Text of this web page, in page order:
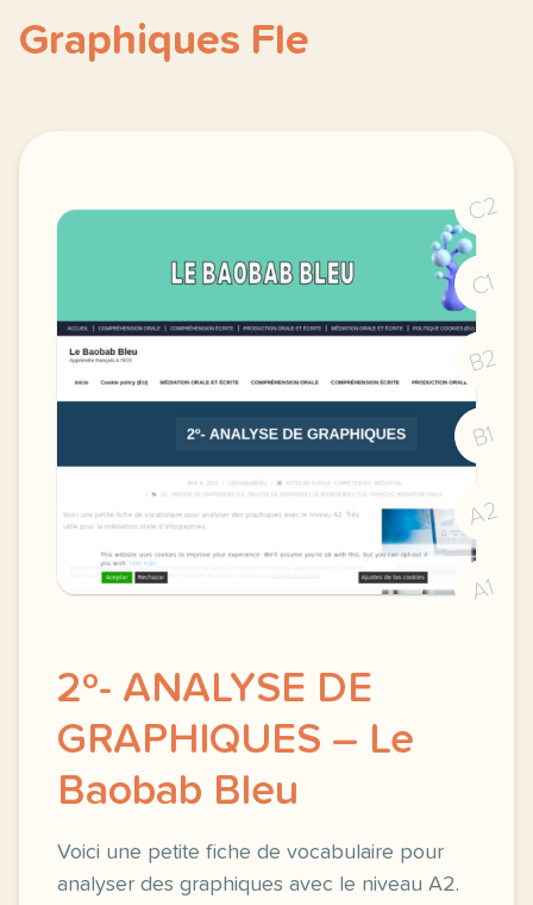
Graphiques Fle
C2
C1
B2
B1
A2
A1
2º- ANALYSE DE
GRAPHIQUES – Le
Baobab Bleu
Voici une petite fiche de vocabulaire pour
analyser des graphiques avec le niveau A2.